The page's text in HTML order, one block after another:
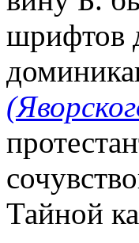
шрифтов
Тайной